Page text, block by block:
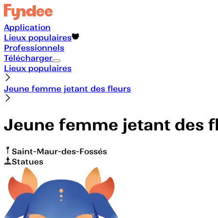
Application
Lieux populaires
Professionnels
Télécharger
Lieux populaires
Jeune femme jetant des fleurs
Jeune femme jetant des
Saint-Maur-des-Fossés
Statues